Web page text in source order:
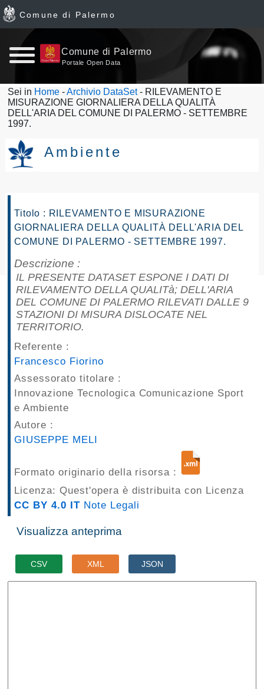
Home
News
Archivio
Dataset
dataset
Report
pubblicazioni
Archivio
Documenti
Linee
Guida
Open
Data
Comune di Palermo
Comune di Palermo
Portale Open Data
Sei in Home -Archivio DataSet- RILEVAMENTO E
MISURAZIONE GIORNALIERA DELLA QUALITÀ
DELL'ARIA DEL COMUNE DI PALERMO - SETTEMBRE
1997.
Ambiente
Titolo : RILEVAMENTO E MISURAZIONE
GIORNALIERA DELLA QUALITÀ DELL'ARIA DEL
COMUNE DI PALERMO - SETTEMBRE 1997.
Descrizione :
IL PRESENTE DATASET ESPONE I DATI DI
RILEVAMENTO DELLA QUALITà; DELL'ARIA
DEL COMUNE DI PALERMO RILEVATI DALLE 9
STAZIONI DI MISURA DISLOCATE NEL
TERRITORIO.
Referente :
Francesco Fiorino
Assessorato titolare :
Innovazione Tecnologica Comunicazione Sport
e Ambiente
Autore :
GIUSEPPE MELI
Formato originario della risorsa :
Licenza: Quest'opera è distribuita con Licenza
CC BY 4.0 IT Note Legali
Visualizza anteprima
CSV XML JSON